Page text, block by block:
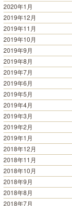
2020年1月
2019年12月
2019年11月
2019年10月
2019年9月
2019年8月
2019年7月
2019年6月
2019年5月
2019年4月
2019年3月
2019年2月
2019年1月
2018年12月
2018年11月
2018年10月
2018年9月
2018年8月
2018年7月